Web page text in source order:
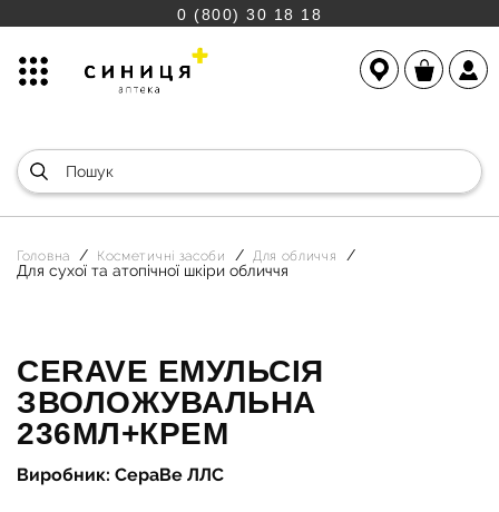
0 (800) 30 18 18
Головна Косметичні засоби Для обличчя
Для сухої та атопічної шкіри обличчя
CERAVE ЕМУЛЬСІЯ
ЗВОЛОЖУВАЛЬНА
236МЛ+КРЕМ
Виробник: СераВе ЛЛС